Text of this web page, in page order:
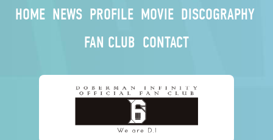
HOME NEWS PROFILE MOVIE DISCOGRAPHY
FAN CLUB CONTACT